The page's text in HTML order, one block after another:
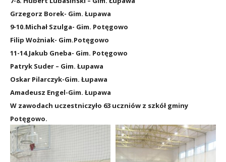
Grzegorz Borek- Gim. Łupawa
9-10.Michał Szulga- Gim. Potęgowo
Filip Wożniak- Gim.Potęgowo
11-14.Jakub Gneba- Gim. Potęgowo
Patryk Suder – Gim. Łupawa
Oskar Pilarczyk-Gim. Łupawa
Amadeusz Engel-Gim. Łupawa
W zawodach uczestniczyło 63 uczniów z szkół gminy
Potęgowo.